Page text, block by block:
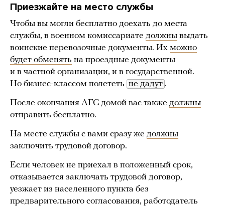
Приезжайте на место службы
Чтобы вы могли бесплатно доехать до места
службы, в военном комиссариате должны выдать
воинские перевозочные документы. Их можно
будет обменять на проездные документы
и в частной организации, и в государственной.
Но бизнес-классом полететь не дадут .
После окончания АГС домой вас также должны
отправить бесплатно.
На месте службы с вами сразу же должны
заключить трудовой договор.
Если человек не приехал в положенный срок,
отказывается заключать трудовой договор,
уезжает из населенного пункта без
предварительного согласования, работодатель